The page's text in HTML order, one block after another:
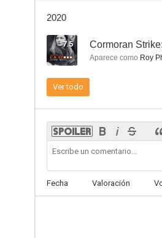
2020
7.5 Cormoran
Aparece como Roy
Ver todo
Fecha Valoración